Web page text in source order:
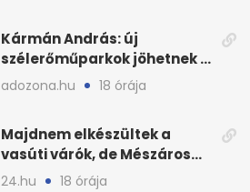
Kármán András: új
szélerőműparkok jöhetnek a
kormányülés döntése
adozona.hu 18 órája
Majdnem elkészültek a
vasúti várók, de Mészáros
bizalmasa leromboltatja
24.hu 18 órája